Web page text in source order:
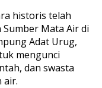
historis telah
Mata Air di
Adat Urug,
mengunci
dan swasta
air.